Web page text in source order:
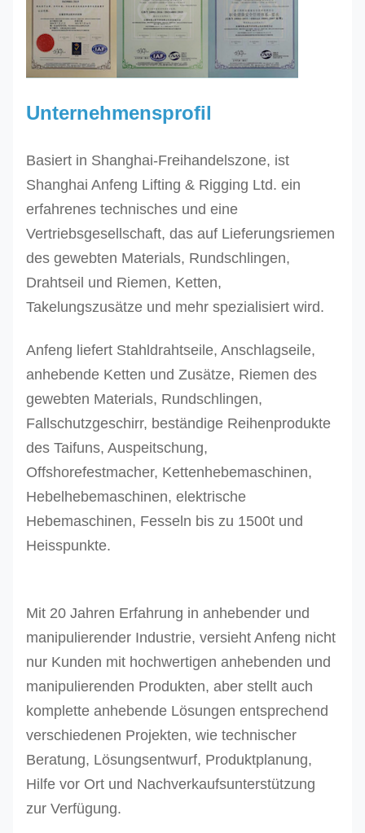
Unternehmensprofil
Basiert in Shanghai-Freihandelszone, ist
Shanghai Anfeng Lifting & Rigging Ltd. ein
erfahrenes technisches und eine
Vertriebsgesellschaft, das auf Lieferungsriemen
des gewebten Materials, Rundschlingen,
Drahtseil und Riemen, Ketten,
Takelungszusätze und mehr spezialisiert wird.
Anfeng liefert Stahldrahtseile, Anschlagseile,
anhebende Ketten und Zusätze, Riemen des
gewebten Materials, Rundschlingen,
Fallschutzgeschirr, beständige Reihenprodukte
des Taifuns, Auspeitschung,
Offshorefestmacher, Kettenhebemaschinen,
Hebelhebemaschinen, elektrische
Hebemaschinen, Fesseln bis zu 1500t und
Heisspunkte.
Mit 20 Jahren Erfahrung in anhebender und
manipulierender Industrie, versieht Anfeng nicht
nur Kunden mit hochwertigen anhebenden und
manipulierenden Produkten, aber stellt auch
komplette anhebende Lösungen entsprechend
verschiedenen Projekten, wie technischer
Beratung, Lösungsentwurf, Produktplanung,
Hilfe vor Ort und Nachverkaufsunterstützung
zur Verfügung.